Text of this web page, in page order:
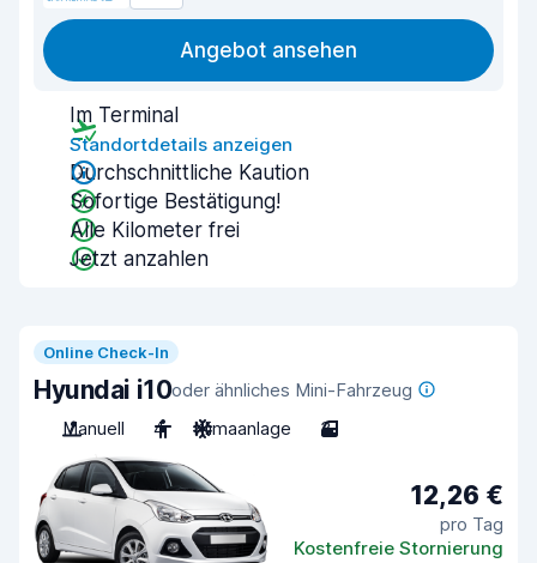
Angebot ansehen
Im Terminal
Standortdetails anzeigen
Durchschnittliche Kaution
Sofortige Bestätigung!
Alle Kilometer frei
Jetzt anzahlen
Online Check-In
Hyundai i10oder ähnliches Mini-Fahrzeug
Manuell
4 Klimaanlage 3
12,26 €
pro Tag
Kostenfreie Stornierung